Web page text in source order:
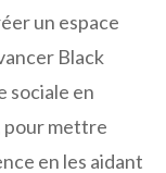
un espace
Black
sociale en
pour mettre
en les aidant